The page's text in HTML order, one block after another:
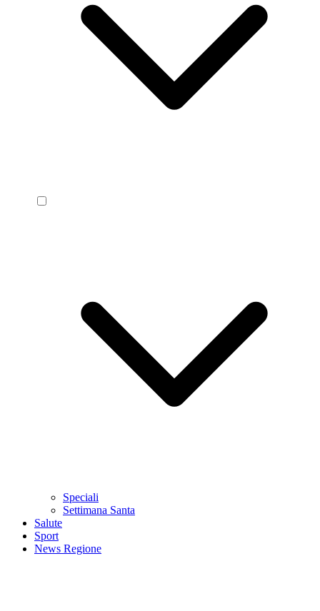
Speciali
Settimana Santa
Salute
Sport
News Regione